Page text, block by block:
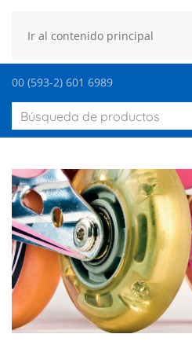
Ir al contenido principal
00 (593-2) 601 6989